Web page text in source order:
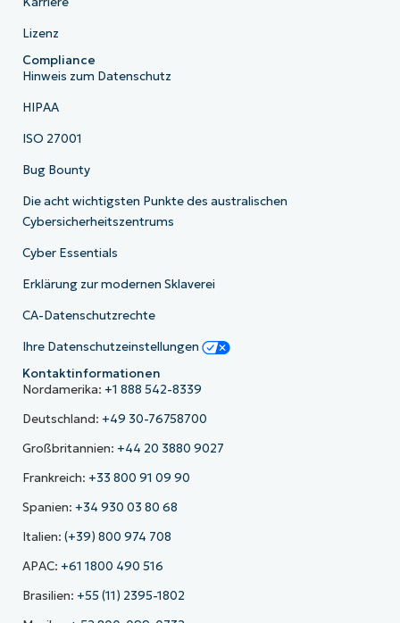
Lizenz
Compliance
Hinweis zum Datenschutz
HIPAA
ISO 27001
Bug Bounty
Die acht wichtigsten Punkte des australischen
Cybersicherheitszentrums
Cyber Essentials
Erklärung zur modernen Sklaverei
CA-Datenschutzrechte
Ihre Datenschutzeinstellungen
Kontaktinformationen
Nordamerika: +1 888 542-8339
Deutschland: +49 30-76758700
Großbritannien: +44 20 3880 9027
Frankreich: +33 800 91 09 90
Spanien: +34 930 03 80 68
Italien: (+39) 800 974 708
APAC: +61 1800 490 516
Brasilien: +55 (11) 2395-1802